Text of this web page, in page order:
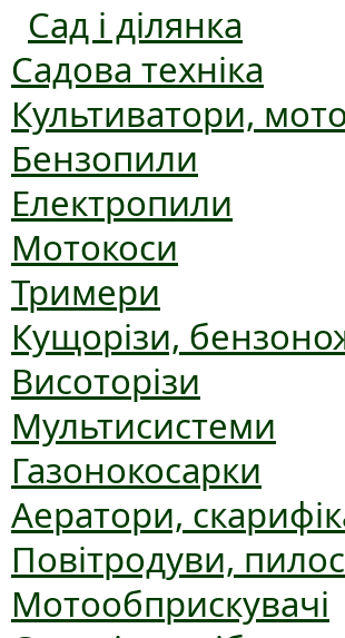
Сад і ділянка
Садова техніка
Культиватори,
Бензопили
Електропили
Мотокоси
Тримери
Кущорізи,
Висоторізи
Мультисистеми
Газонокосарки
Аератори,
Повітродуви,
Мотообприскувачі